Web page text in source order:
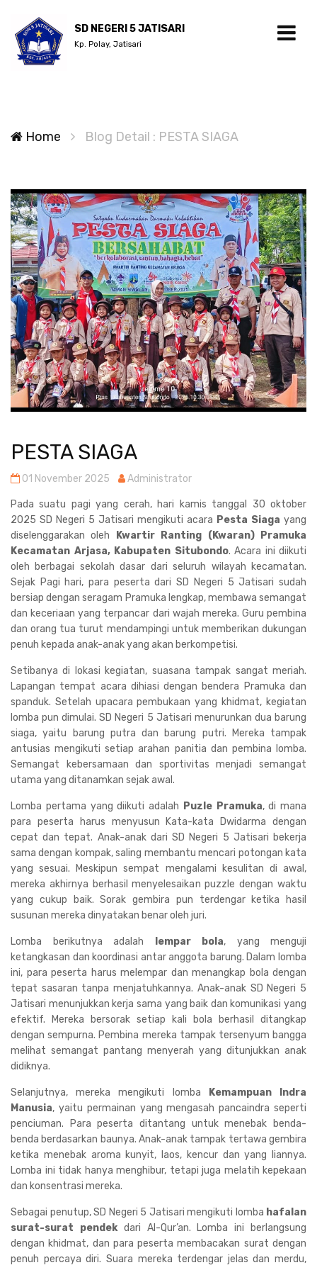
SD NEGERI 5 JATISARI
Kp. Polay, Jatisari
Home Blog Detail : PESTA SIAGA
PESTA SIAGA
01 November 2025 Administrator
Pada suatu pagi yang cerah, hari kamis tanggal 30 oktober
2025 SD Negeri 5 Jatisari mengikuti acara Pesta Siaga yang
diselenggarakan oleh
Kwartir Ranting (Kwaran) Pramuka
Kecamatan Arjasa, Kabupaten Situbondo. Acara ini diikuti
oleh berbagai sekolah dasar dari seluruh wilayah kecamatan.
Sejak Pagi hari, para peserta dari SD Negeri 5 Jatisari sudah
bersiap dengan seragam Pramuka lengkap, membawa semangat
dan keceriaan yang terpancar dari wajah mereka. Guru pembina
dan orang tua turut mendampingi untuk memberikan dukungan
penuh kepada anak-anak yang akan berkompetisi.
Setibanya di lokasi kegiatan, suasana tampak sangat meriah.
Lapangan tempat acara dihiasi dengan bendera Pramuka dan
spanduk. Setelah upacara pembukaan yang khidmat, kegiatan
lomba pun dimulai. SD Negeri 5 Jatisari menurunkan dua barung
siaga, yaitu barung putra dan barung putri. Mereka tampak
antusias mengikuti setiap arahan panitia dan pembina lomba.
Semangat kebersamaan dan sportivitas menjadi semangat
utama yang ditanamkan sejak awal.
Lomba pertama yang diikuti adalah Puzle Pramuka, di mana
para peserta harus menyusun Kata-kata Dwidarma dengan
cepat dan tepat. Anak-anak dari SD Negeri 5 Jatisari bekerja
sama dengan kompak, saling membantu mencari potongan kata
yang sesuai. Meskipun sempat mengalami kesulitan di awal,
mereka akhirnya berhasil menyelesaikan puzzle dengan waktu
yang cukup baik. Sorak gembira pun terdengar ketika hasil
susunan mereka dinyatakan benar oleh juri.
Lomba berikutnya adalah lempar bola, yang menguji
ketangkasan dan koordinasi antar anggota barung. Dalam lomba
ini, para peserta harus melempar dan menangkap bola dengan
tepat sasaran tanpa menjatuhkannya. Anak-anak SD Negeri 5
Jatisari menunjukkan kerja sama yang baik dan komunikasi yang
efektif. Mereka bersorak setiap kali bola berhasil ditangkap
dengan sempurna. Pembina mereka tampak tersenyum bangga
melihat semangat pantang menyerah yang ditunjukkan anak
didiknya.
Selanjutnya, mereka mengikuti lomba
Kemampuan Indra
Manusia, yaitu permainan yang mengasah pancaindra seperti
penciuman. Para peserta ditantang untuk menebak benda-
benda berdasarkan baunya. Anak-anak tampak tertawa gembira
ketika menebak aroma kunyit, laos, kencur dan yang liannya.
Lomba ini tidak hanya menghibur, tetapi juga melatih kepekaan
dan konsentrasi mereka.
Sebagai penutup, SD Negeri 5 Jatisari mengikuti lomba hafalan
surat-surat pendekdari Al-Qur’an. Lomba ini berlangsung
dengan khidmat, dan para peserta membacakan surat dengan
penuh percaya diri. Suara mereka terdengar jelas dan merdu,